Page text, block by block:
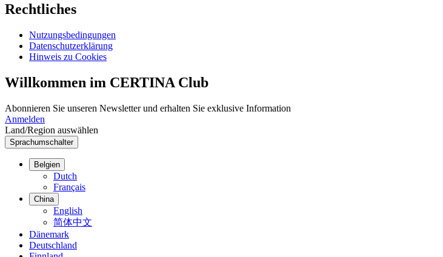
Rechtliches
Nutzungsbedingungen
Datenschutzerklärung
Hinweis zu Cookies
Willkommen im CERTINA Club
Abonnieren Sie unseren Newsletter und erhalten Sie exklusive Information
Anmelden
Land/Region auswählen
Sprachumschalter
Belgien
Dutch
Français
China
English
简体中文
Dänemark
Deutschland